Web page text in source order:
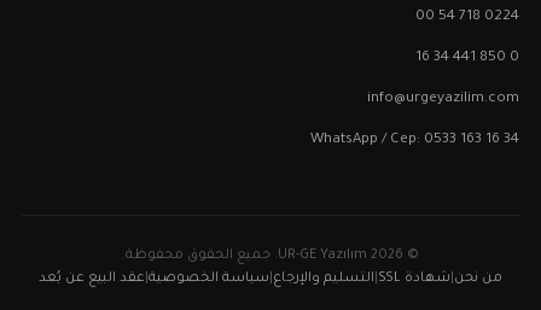
0224 718 54 00
0 850 441 34 16
info@urgeyazilim.com
WhatsApp / Cep: 0533 163 16 34
© 2026 UR-GE Yazılım. جميع الحقوق محفوظة.
من نحن شهادة SSL التسليم والإرجاع سياسة الخصوصية عقد البيع عن بُعد